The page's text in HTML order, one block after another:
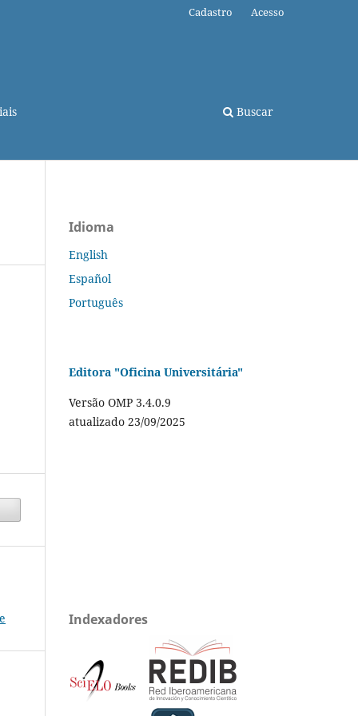
Buscar
Cadastro Acesso
Idioma
English
Español
Português
Editora "Oficina Universitária"
Versão OMP 3.4.0.9
atualizado 23/09/2025
Indexadores